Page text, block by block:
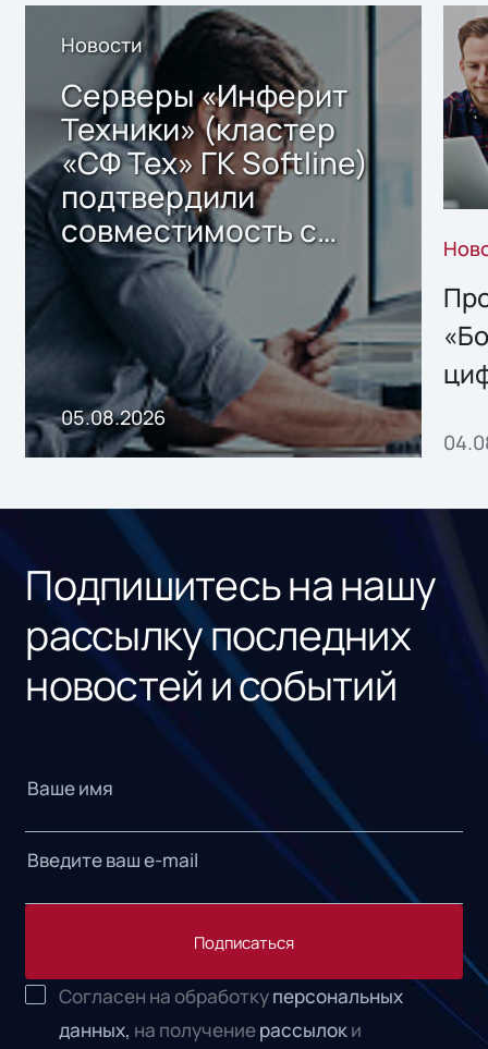
Новости
Серверы «Инферит
Техники» (кластер
«СФ Тех» ГК Softline)
подтвердили
совместимость с
решением Sharx
Storage 2.x для
хранения данных
05.08.2026
Подпишитесь на нашу
рассылку последних
новостей и событий
Подписаться
Согласен на обработкуперсональных
данных, на получениерассылоки